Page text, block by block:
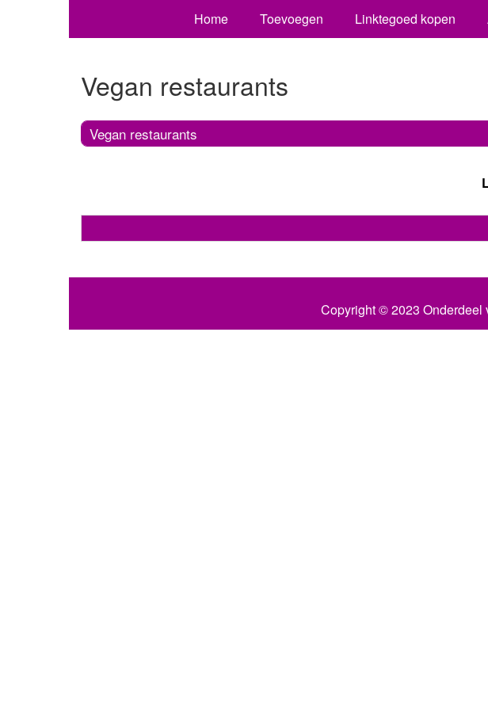
Home Toevoegen Linktegoed kopen
Vegan restaurants
Vegan restaurants
Copyright © 2023 Onderdeel